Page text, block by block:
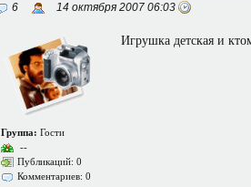
6 14 октября 2007 06:03
Группа: Гости
--
Публикаций: 0
Комментариев: 0
Игрушка детская и